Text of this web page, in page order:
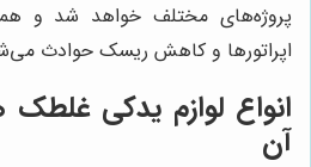
پروژه‌های مختلف خواهد شد و
اپراتورها و کاهش ریسک حوادث
انواع لوازم یدکی غلطک
آن